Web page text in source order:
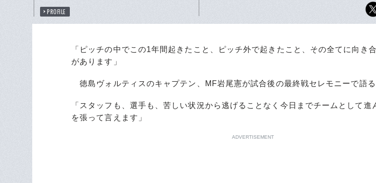
PROFILE
「ピッチの中でこの1年間起きたこと、ピッチ外で起きたこと、その全てに向き
があります」
徳島ヴォルティスのキャプテン、MF岩尾憲が試合後の最終戦セレモニーで語る
「スタッフも、選手も、苦しい状況から逃げることなく今日までチームとして進
を張って言えます」
ADVERTISEMENT